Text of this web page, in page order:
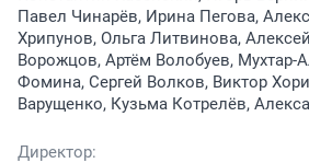
Павел Чинарёв, Ирина Пегова,
Хрипунов, Ольга Литвинова,
Ворожцов, Артём Волобуев, Мухтар-
Фомина, Сергей Волков, Виктор
Варущенко, Кузьма Котрелёв,
Директор: